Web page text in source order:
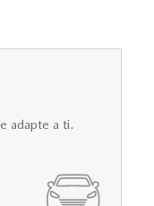
adapte a ti.